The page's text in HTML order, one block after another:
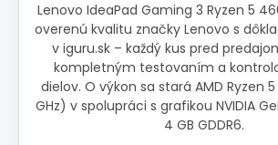
Lenovo IdeaPad Gaming 3 Ryzen 5
overenú kvalitu značky Lenovo s
v iguru.sk – každý kus pred
kompletným testovaním a
dielov. O výkon sa stará AMD Ryzen
GHz) v spolupráci s grafikou NVIDIA
4 GB GDDR6.